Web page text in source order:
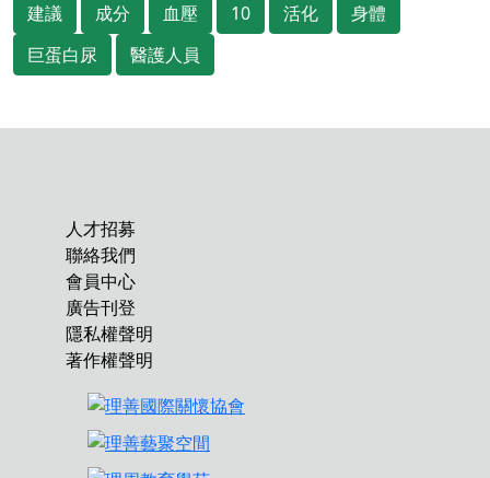
建議
成分 血壓 10 活化
身體
巨蛋白尿
醫護人員
人才招募
聯絡我們
會員中心
廣告刊登
隱私權聲明
著作權聲明